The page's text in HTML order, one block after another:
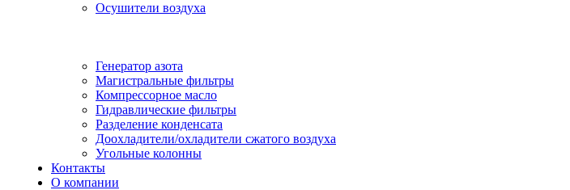
Осушители воздуха
Генератор азота
Магистральные фильтры
Компрессорное масло
Гидравлические фильтры
Разделение конденсата
Доохладители/охладители сжатого воздуха
Угольные колонны
Контакты
О компании